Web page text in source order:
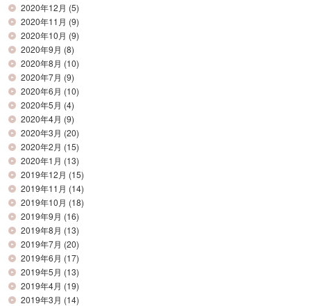
2020年12月 (5)
2020年11月 (9)
2020年10月 (9)
2020年9月 (8)
2020年8月 (10)
2020年7月 (9)
2020年6月 (10)
2020年5月 (4)
2020年4月 (9)
2020年3月 (20)
2020年2月 (15)
2020年1月 (13)
2019年12月 (15)
2019年11月 (14)
2019年10月 (18)
2019年9月 (16)
2019年8月 (13)
2019年7月 (20)
2019年6月 (17)
2019年5月 (13)
2019年4月 (19)
2019年3月 (14)